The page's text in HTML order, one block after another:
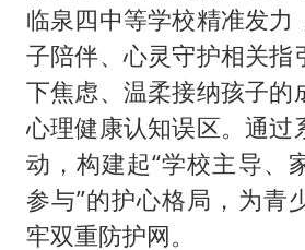
临泉四中等学校精准发力
子陪伴、心灵守护相关指
下焦虑、温柔接纳孩子的
心理健康认知误区。通过
动，构建起“学校主导、
参与”的护心格局，为青
牢双重防护网。